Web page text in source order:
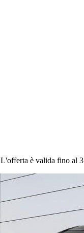
L'offerta è valida fino al